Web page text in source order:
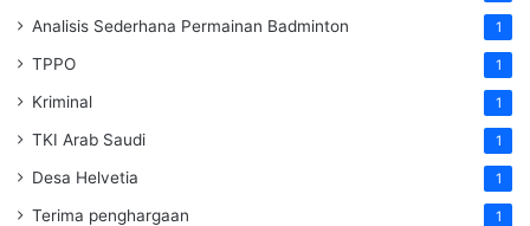
Analisis Sederhana Permainan Badminton 1
TPPO 1
Kriminal 1
TKI Arab Saudi 1
Desa Helvetia 1
Terima penghargaan 1